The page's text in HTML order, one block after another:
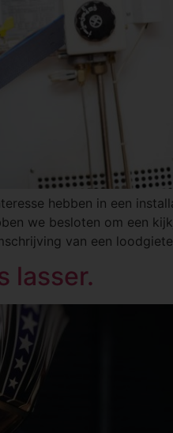
hebben in een
we besloten om een
van een
lasser.